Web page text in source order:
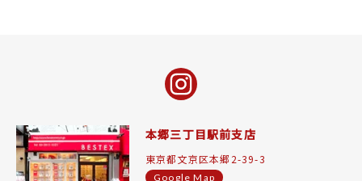
本郷三丁目駅前支店
東京都文京区本郷2-39-3
Google Map